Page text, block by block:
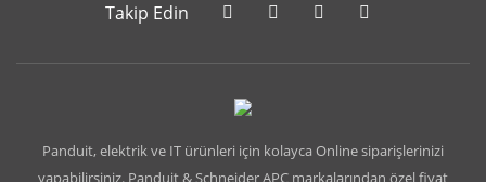
Takip Edin
Panduit, elektrik ve IT ürünleri için kolayca Online siparişlerinizi
yapabilirsiniz. Panduit & Schneider APC markalarından özel fiyat